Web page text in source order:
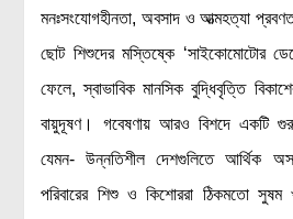
লক্ষ্য ও উদ্দেশ্য
যোগাযোগ
বৈজ্ঞানিক কল্পকাহিনী
লজিক এবং ফ্যালাসি
রিভিউ (বই/মুভি/সিরিজ)
মনঃসংযোগহীনতা, অবসাদ ও আত্মহত্যা
ছোট শিশুদের মস্তিষ্কে ‘সাইকোমোটোর
ফেলে, স্বাভাবিক মানসিক বুদ্ধিবৃত্তি
বায়ুদূষণ। গবেষণায় আরও বিশদে একটি
যেমন- উন্নতিশীল দেশগুলিতে আর্থিক
পরিবারের শিশু ও কিশোররা ঠিকমতো